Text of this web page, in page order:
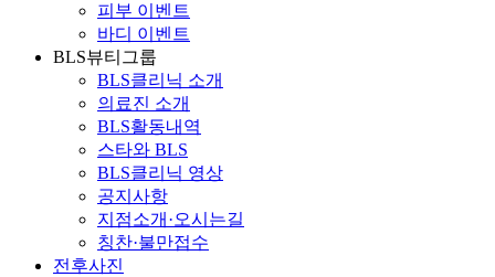
피부 이벤트
바디 이벤트
BLS뷰티그룹
BLS클리닉 소개
의료진 소개
BLS활동내역
스타와 BLS
BLS클리닉 영상
공지사항
지점소개·오시는길
칭찬·불만접수
전후사진